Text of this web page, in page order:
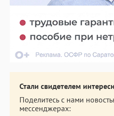
Стали свидетелем
Поделитесь с нами
мессенджерах: